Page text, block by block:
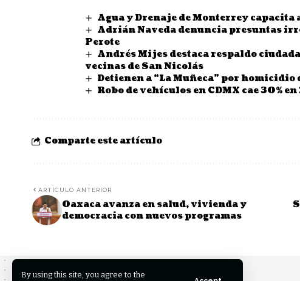
By using this site, you agree to the
Agua y Drenaje de Monterrey capacita
Adrián Naveda denuncia presuntas
Perote
Andrés Mijes destaca respaldo
vecinas de San Nicolás
Detienen a “La Muñeca” por homicidio
Robo de vehículos en CDMX cae 30%
Comparte este artículo
ARTÍCULO ANTERIOR
Oaxaca avanza en salud, vivienda y
democracia con nuevos programas